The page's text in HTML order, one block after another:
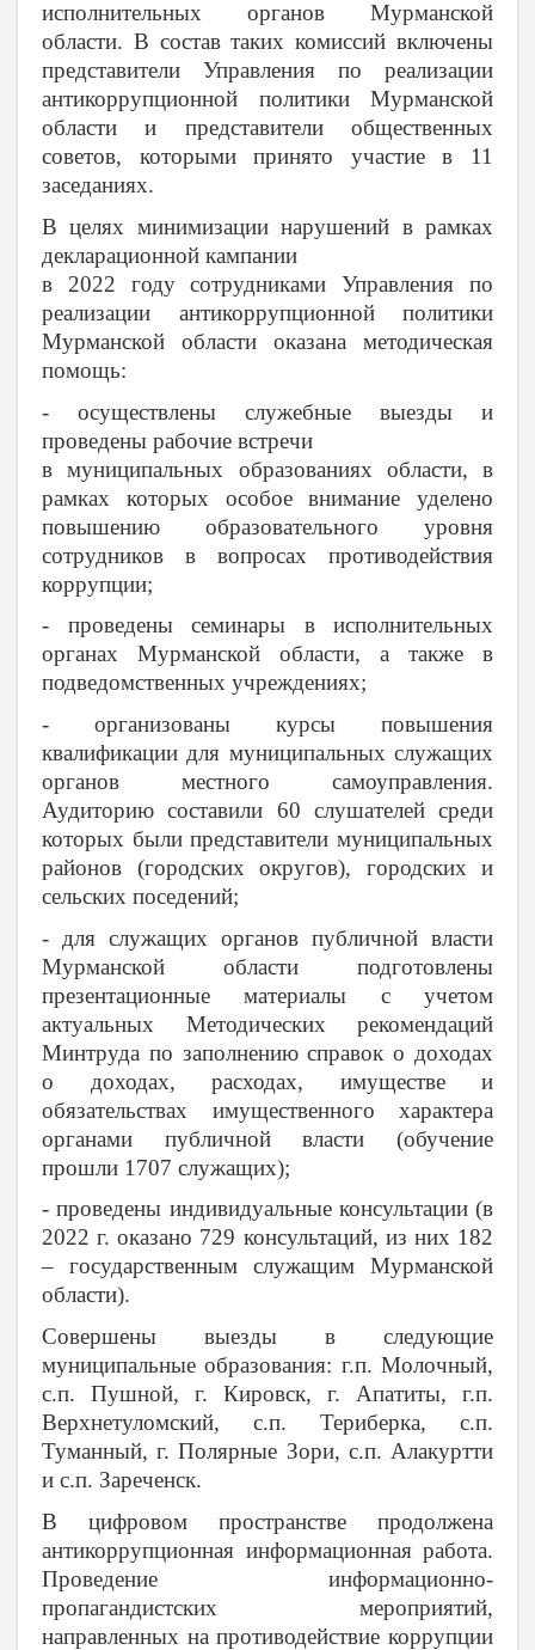
исполнительных органов Мурманской
области. В состав таких комиссий включены
представители Управления по реализации
антикоррупционной политики Мурманской
области и представители общественных
советов, которыми принято участие в 11
заседаниях.
В целях минимизации нарушений в рамках
декларационной кампании
в 2022 году сотрудниками Управления по
реализации антикоррупционной политики
Мурманской области оказана методическая
помощь:
- осуществлены служебные выезды и
проведены рабочие встречи
в муниципальных образованиях области, в
рамках которых особое внимание уделено
повышению образовательного уровня
сотрудников в вопросах противодействия
коррупции;
- проведены семинары в исполнительных
органах Мурманской области, а также в
подведомственных учреждениях;
- организованы курсы повышения
квалификации для муниципальных служащих
органов местного самоуправления.
Аудиторию составили 60 слушателей среди
которых были представители муниципальных
районов (городских округов), городских и
сельских поседений;
- для служащих органов публичной власти
Мурманской области подготовлены
презентационные материалы с учетом
актуальных Методических рекомендаций
Минтруда по заполнению справок о доходах
о доходах, расходах, имуществе и
обязательствах имущественного характера
органами публичной власти (обучение
прошли 1707 служащих);
- проведены индивидуальные консультации (в
2022 г. оказано 729 консультаций, из них 182
– государственным служащим Мурманской
области).
Совершены выезды в следующие
муниципальные образования: г.п. Молочный,
с.п. Пушной, г. Кировск, г. Апатиты, г.п.
Верхнетуломский, с.п. Териберка, с.п.
Туманный, г. Полярные Зори, с.п. Алакуртти
и с.п. Зареченск.
В цифровом пространстве продолжена
антикоррупционная информационная работа.
Проведение информационно-
пропагандистских мероприятий,
направленных на противодействие коррупции